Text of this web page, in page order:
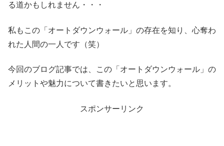
る道かもしれません・・・
私もこの「オートダウンウォール」の存在を知り、心奪わ
れた人間の一人です（笑）
今回のブログ記事では、この「オートダウンウォール」の
メリットや魅力について書きたいと思います。
スポンサーリンク